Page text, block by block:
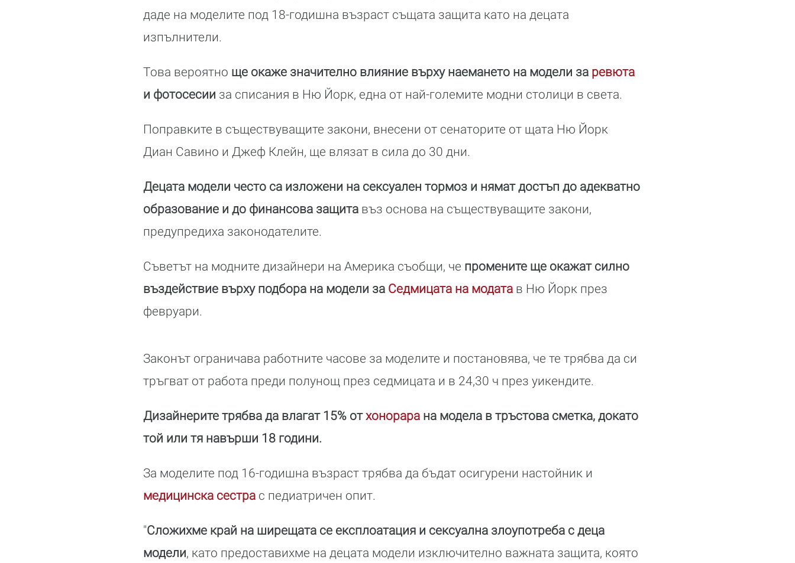
даде на моделите под 18-годишна възраст същата защита като на децата
изпълнители.
Това вероятно ще окаже значително влияние върху наемането на модели за ревюта
и фотосесии за списания в Ню Йорк, една от най-големите модни столици в света.
Поправките в съществуващите закони, внесени от сенаторите от щата Ню Йорк
Диан Савино и Джеф Клейн, ще влязат в сила до 30 дни.
Децата модели често са изложени на сексуален тормоз и нямат достъп до адекватно
образование и до финансова защита въз основа на съществуващите закони,
предупредиха законодателите.
Съветът на модните дизайнери на Америка съобщи, че промените ще окажат силно
въздействие върху подбора на модели за Седмицата на модата в Ню Йорк през
февруари.
Законът ограничава работните часове за моделите и постановява, че те трябва да си
тръгват от работа преди полунощ през седмицата и в 24,30 ч през уикендите.
Дизайнерите трябва да влагат 15% отхонорара на модела в тръстова сметка, докато
той или тя навърши 18 години.
За моделите под 16-годишна възраст трябва да бъдат осигурени настойник и
медицинска сестра с педиатричен опит.
"Сложихме край на ширещата се експлоатация и сексуална злоупотреба с деца
модели, като предоставихме на децата модели изключително важната защита, която